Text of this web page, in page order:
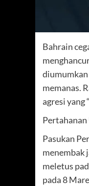
Bahrain
diumumkan
memanas.
agresi yang
Pasukan
menembak
meletus
pada 8